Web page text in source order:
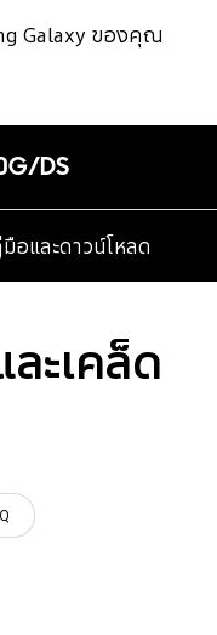
Galaxy ของคุณ
DS
อและดาวน์โหลด
ะเคล็ด